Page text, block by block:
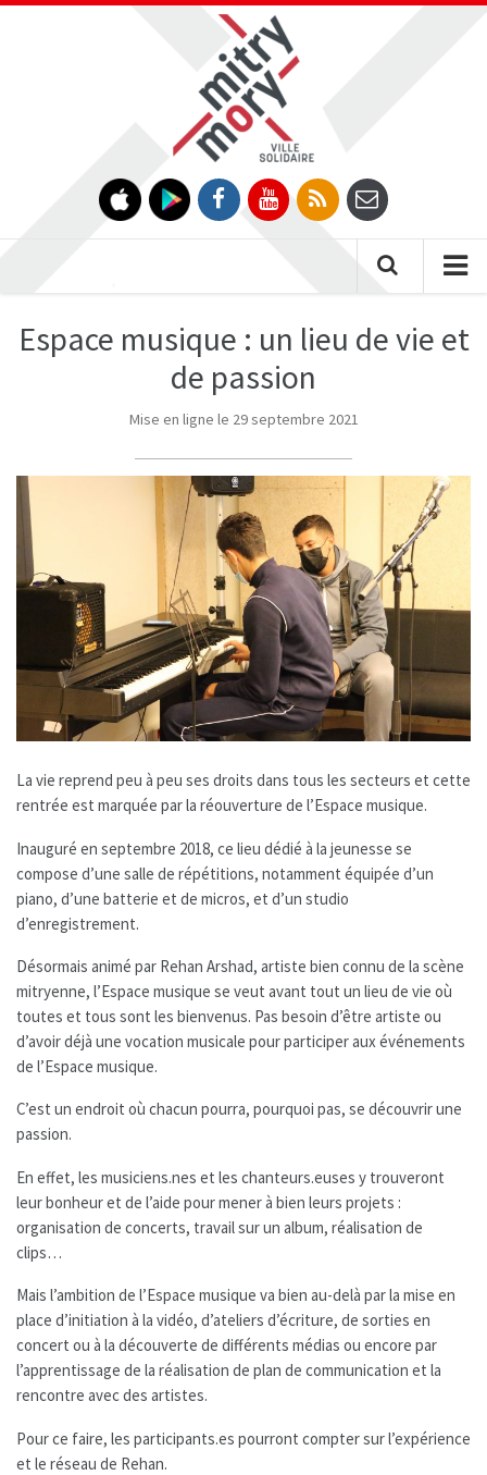
Gestion des traceurs
Espace musique : un lieu de vie et
de passion
Mise en ligne le 29 septembre 2021
La vie reprend peu à peu ses droits dans tous les secteurs et cette
rentrée est marquée par la réouverture de l’Espace musique.
Inauguré en septembre 2018, ce lieu dédié à la jeunesse se
compose d’une salle de répétitions, notamment équipée d’un
piano, d’une batterie et de micros, et d’un studio
d’enregistrement.
Désormais animé par Rehan Arshad, artiste bien connu de la scène
mitryenne, l’Espace musique se veut avant tout un lieu de vie où
toutes et tous sont les bienvenus. Pas besoin d’être artiste ou
d’avoir déjà une vocation musicale pour participer aux événements
de l’Espace musique.
C’est un endroit où chacun pourra, pourquoi pas, se découvrir une
passion.
En effet, les musiciens.nes et les chanteurs.euses y trouveront
leur bonheur et de l’aide pour mener à bien leurs projets :
organisation de concerts, travail sur un album, réalisation de
clips…
Mais l’ambition de l’Espace musique va bien au-delà par la mise en
place d’initiation à la vidéo, d’ateliers d’écriture, de sorties en
concert ou à la découverte de différents médias ou encore par
l’apprentissage de la réalisation de plan de communication et la
rencontre avec des artistes.
Pour ce faire, les participants.es pourront compter sur l’expérience
et le réseau de Rehan.